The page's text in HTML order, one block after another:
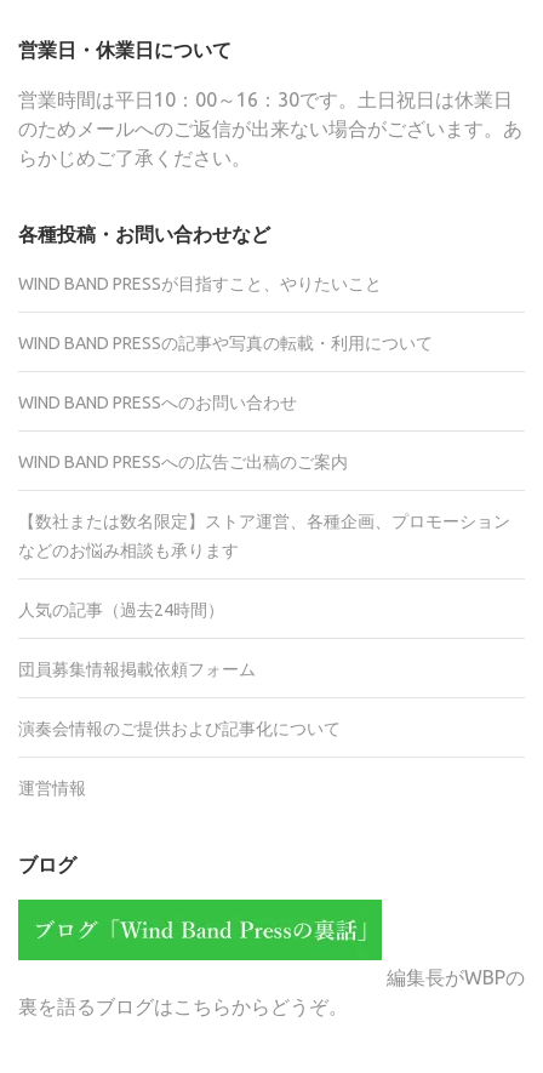
営業日・休業日について
営業時間は平日10：00～16：30です。土日祝日は休業日
のためメールへのご返信が出来ない場合がございます。あ
らかじめご了承ください。
各種投稿・お問い合わせなど
WIND BAND PRESSが目指すこと、やりたいこと
WIND BAND PRESSの記事や写真の転載・利用について
WIND BAND PRESSへのお問い合わせ
WIND BAND PRESSへの広告ご出稿のご案内
【数社または数名限定】ストア運営、各種企画、プロモーション
などのお悩み相談も承ります
人気の記事（過去24時間）
団員募集情報掲載依頼フォーム
演奏会情報のご提供および記事化について
運営情報
ブログ
編集長がWBPの
裏を語るブログはこちらからどうぞ。